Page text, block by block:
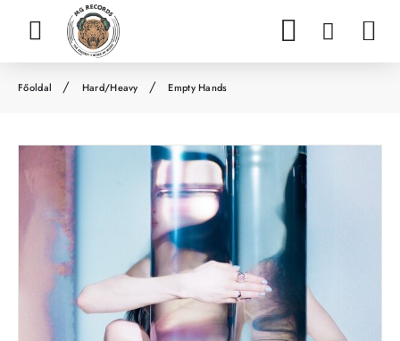
Hard/Heavy Empty Hands